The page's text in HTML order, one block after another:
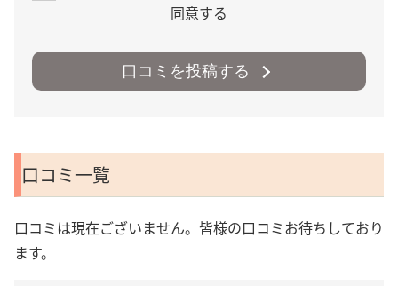
同意する
口コミを投稿する
口コミ一覧
口コミは現在ございません。皆様の口コミお待ちしており
ます。